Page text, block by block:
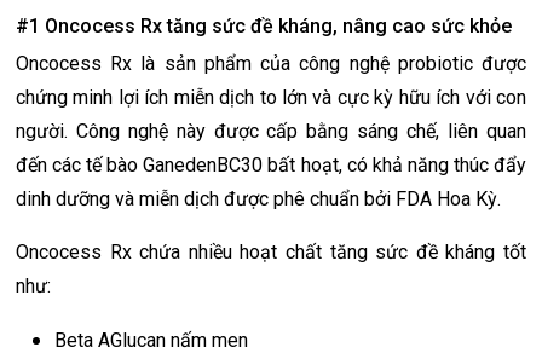
#1 Oncocess Rx tăng sức đề kháng, nâng cao sức khỏe
Oncocess Rx là sản phẩm của công nghệ probiotic được
chứng minh lợi ích miễn dịch to lớn và cực kỳ hữu ích với con
người. Công nghệ này được cấp bằng sáng chế, liên quan
đến các tế bào GanedenBC30 bất hoạt, có khả năng thúc đẩy
dinh dưỡng và miễn dịch được phê chuẩn bởi FDA Hoa Kỳ.
Oncocess Rx chứa nhiều hoạt chất tăng sức đề kháng tốt
như:
Beta AGlucan nấm men